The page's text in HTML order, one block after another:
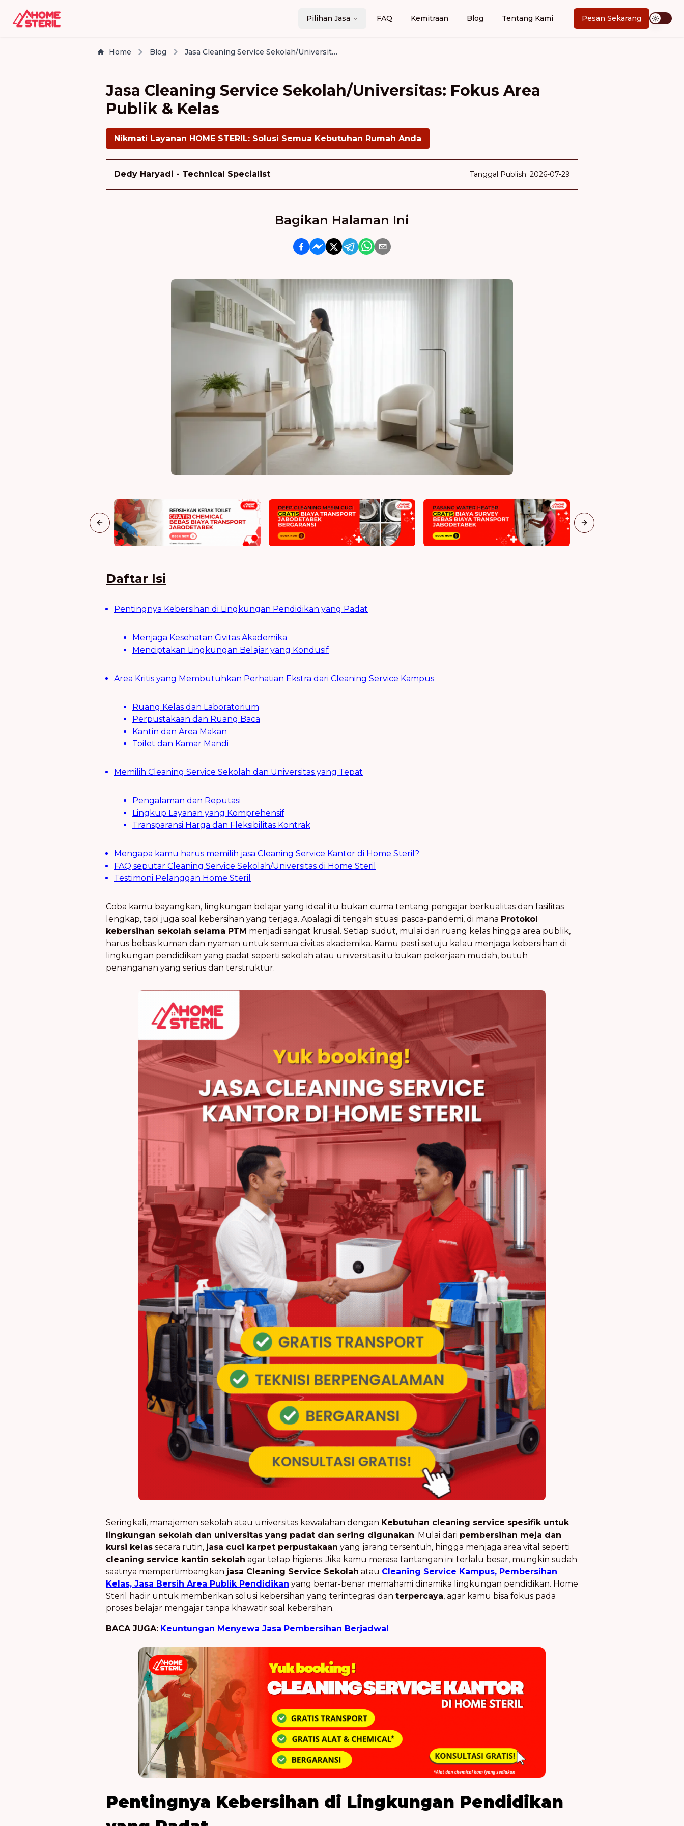
Pilihan Jasa FAQ Kemitraan Blog Tentang Kami Pesan Sekarang
Home Blog Jasa Cleaning Service Sekolah/Universitas: Fokus Area Publik & Kelas
Jasa Cleaning Service Sekolah/Universitas: Fokus Area
Publik & Kelas
Nikmati Layanan HOME STERIL: Solusi Semua Kebutuhan Rumah Anda
Dedy Haryadi - Technical Specialist Tanggal Publish: 2026-07-29
Bagikan Halaman Ini
Previous slide Next slide
Daftar Isi
Pentingnya Kebersihan di Lingkungan Pendidikan yang Padat
Menjaga Kesehatan Civitas Akademika
Menciptakan Lingkungan Belajar yang Kondusif
Area Kritis yang Membutuhkan Perhatian Ekstra dari Cleaning Service Kampus
Ruang Kelas dan Laboratorium
Perpustakaan dan Ruang Baca
Kantin dan Area Makan
Toilet dan Kamar Mandi
Memilih Cleaning Service Sekolah dan Universitas yang Tepat
Pengalaman dan Reputasi
Lingkup Layanan yang Komprehensif
Transparansi Harga dan Fleksibilitas Kontrak
Mengapa kamu harus memilih jasa Cleaning Service Kantor di Home Steril?
FAQ seputar Cleaning Service Sekolah/Universitas di Home Steril
Testimoni Pelanggan Home Steril
Coba kamu bayangkan, lingkungan belajar yang ideal itu bukan cuma tentang pengajar berkualitas dan fasilitas
lengkap, tapi juga soal kebersihan yang terjaga. Apalagi di tengah situasi pasca-pandemi, di mana Protokol
kebersihan sekolah selama PTM menjadi sangat krusial. Setiap sudut, mulai dari ruang kelas hingga area publik,
harus bebas kuman dan nyaman untuk semua civitas akademika. Kamu pasti setuju kalau menjaga kebersihan di
lingkungan pendidikan yang padat seperti sekolah atau universitas itu bukan pekerjaan mudah, butuh
penanganan yang serius dan terstruktur.
Seringkali, manajemen sekolah atau universitas kewalahan dengan Kebutuhan cleaning service spesifik untuk
lingkungan sekolah dan universitas yang padat dan sering digunakan. Mulai dari pembersihan meja dan
kursi kelas secara rutin, jasa cuci karpet perpustakaan yang jarang tersentuh, hingga menjaga area vital seperti
cleaning service kantin sekolah agar tetap higienis. Jika kamu merasa tantangan ini terlalu besar, mungkin sudah
saatnya mempertimbangkan jasa Cleaning Service Sekolah atau Cleaning Service Kampus, Pembersihan
Kelas, Jasa Bersih Area Publik Pendidikan yang benar-benar memahami dinamika lingkungan pendidikan. Home
Steril hadir untuk memberikan solusi kebersihan yang terintegrasi dan terpercaya, agar kamu bisa fokus pada
proses belajar mengajar tanpa khawatir soal kebersihan.
BACA JUGA: Keuntungan Menyewa Jasa Pembersihan Berjadwal
Pentingnya Kebersihan di Lingkungan Pendidikan